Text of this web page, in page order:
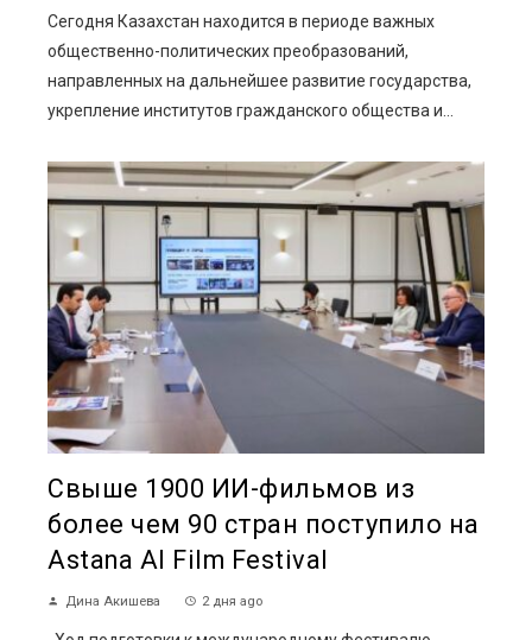
Сегодня Казахстан находится в периоде важных
общественно-политических преобразований,
направленных на дальнейшее развитие государства,
укрепление институтов гражданского общества и...
Свыше 1900 ИИ-фильмов из
более чем 90 стран поступило на
Astana AI Film Festival
Дина Акишева 2 дня ago